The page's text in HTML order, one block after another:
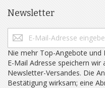
Newsletter
Nie mehr Top-Angebote und
E-Mail Adresse speichern
Newsletter-Versandes. Die
Bestätigung wirksam; eine